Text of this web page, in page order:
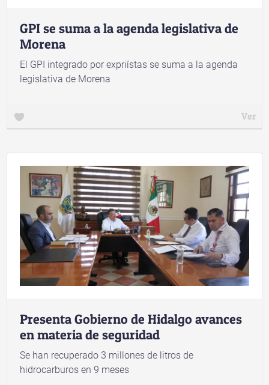
GPI se suma a la agenda legislativa de
Morena
El GPI integrado por expriístas se suma a la agenda
legislativa de Morena
Ver
Presenta Gobierno de Hidalgo avances
en materia de seguridad
Se han recuperado 3 millones de litros de
hidrocarburos en 9 meses